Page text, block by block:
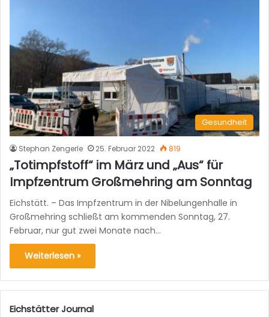
Gesundheit
Stephan Zengerle 25. Februar 2022 819
„Totimpfstoff“ im März und „Aus“ für
Impfzentrum Großmehring am Sonntag
Eichstätt. – Das Impfzentrum in der Nibelungenhalle in
Großmehring schließt am kommenden Sonntag, 27.
Februar, nur gut zwei Monate nach…
Weiterlesen »
Eichstätter Journal